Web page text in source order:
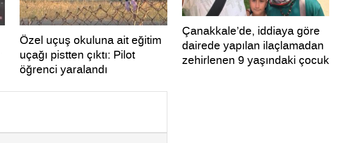
Özel uçuş okuluna ait eğitim
uçağı pistten çıktı: Pilot
öğrenci yaralandı
Çanakkale’de, iddiaya göre
dairede yapılan ilaçlamadan
zehirlenen 9 yaşındaki çocuk